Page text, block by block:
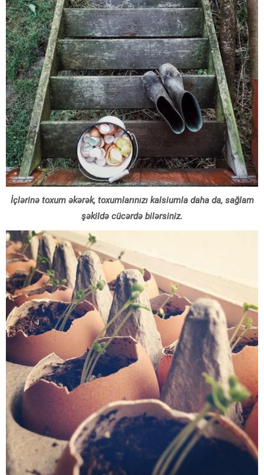
İçlərinə toxum əkərək, toxumlarınızı kalsiumla daha da, sağlam
şəkildə cücərdə bilərsiniz.